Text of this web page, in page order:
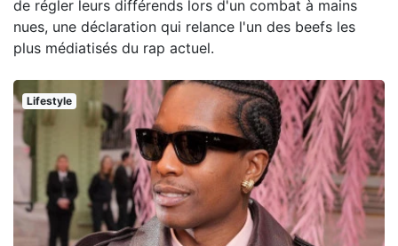
de régler leurs différends lors d'un combat à mains
nues, une déclaration qui relance l'un des beefs les
plus médiatisés du rap actuel.
Lifestyle